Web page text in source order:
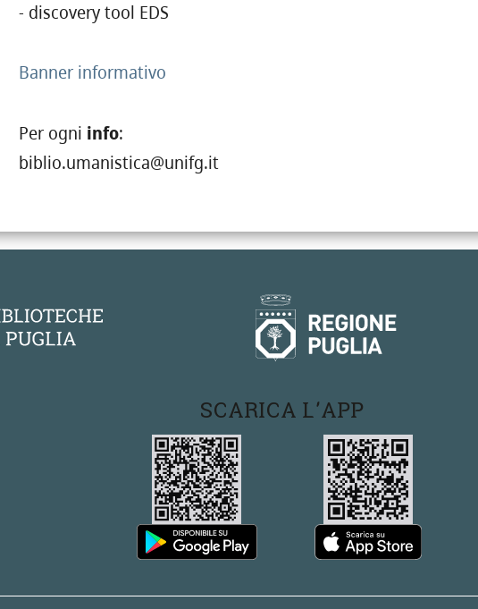
- discovery tool EDS
Banner informativo
Per ogni info:
biblio.umanistica@unifg.it
SCARICA L'APP